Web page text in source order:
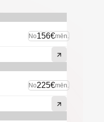
No156€mēn.
No225€mēn.